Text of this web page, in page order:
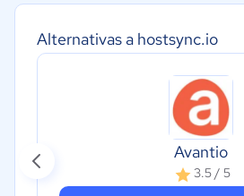
Alternativas a hostsync.io
Avantio
3.5 / 5